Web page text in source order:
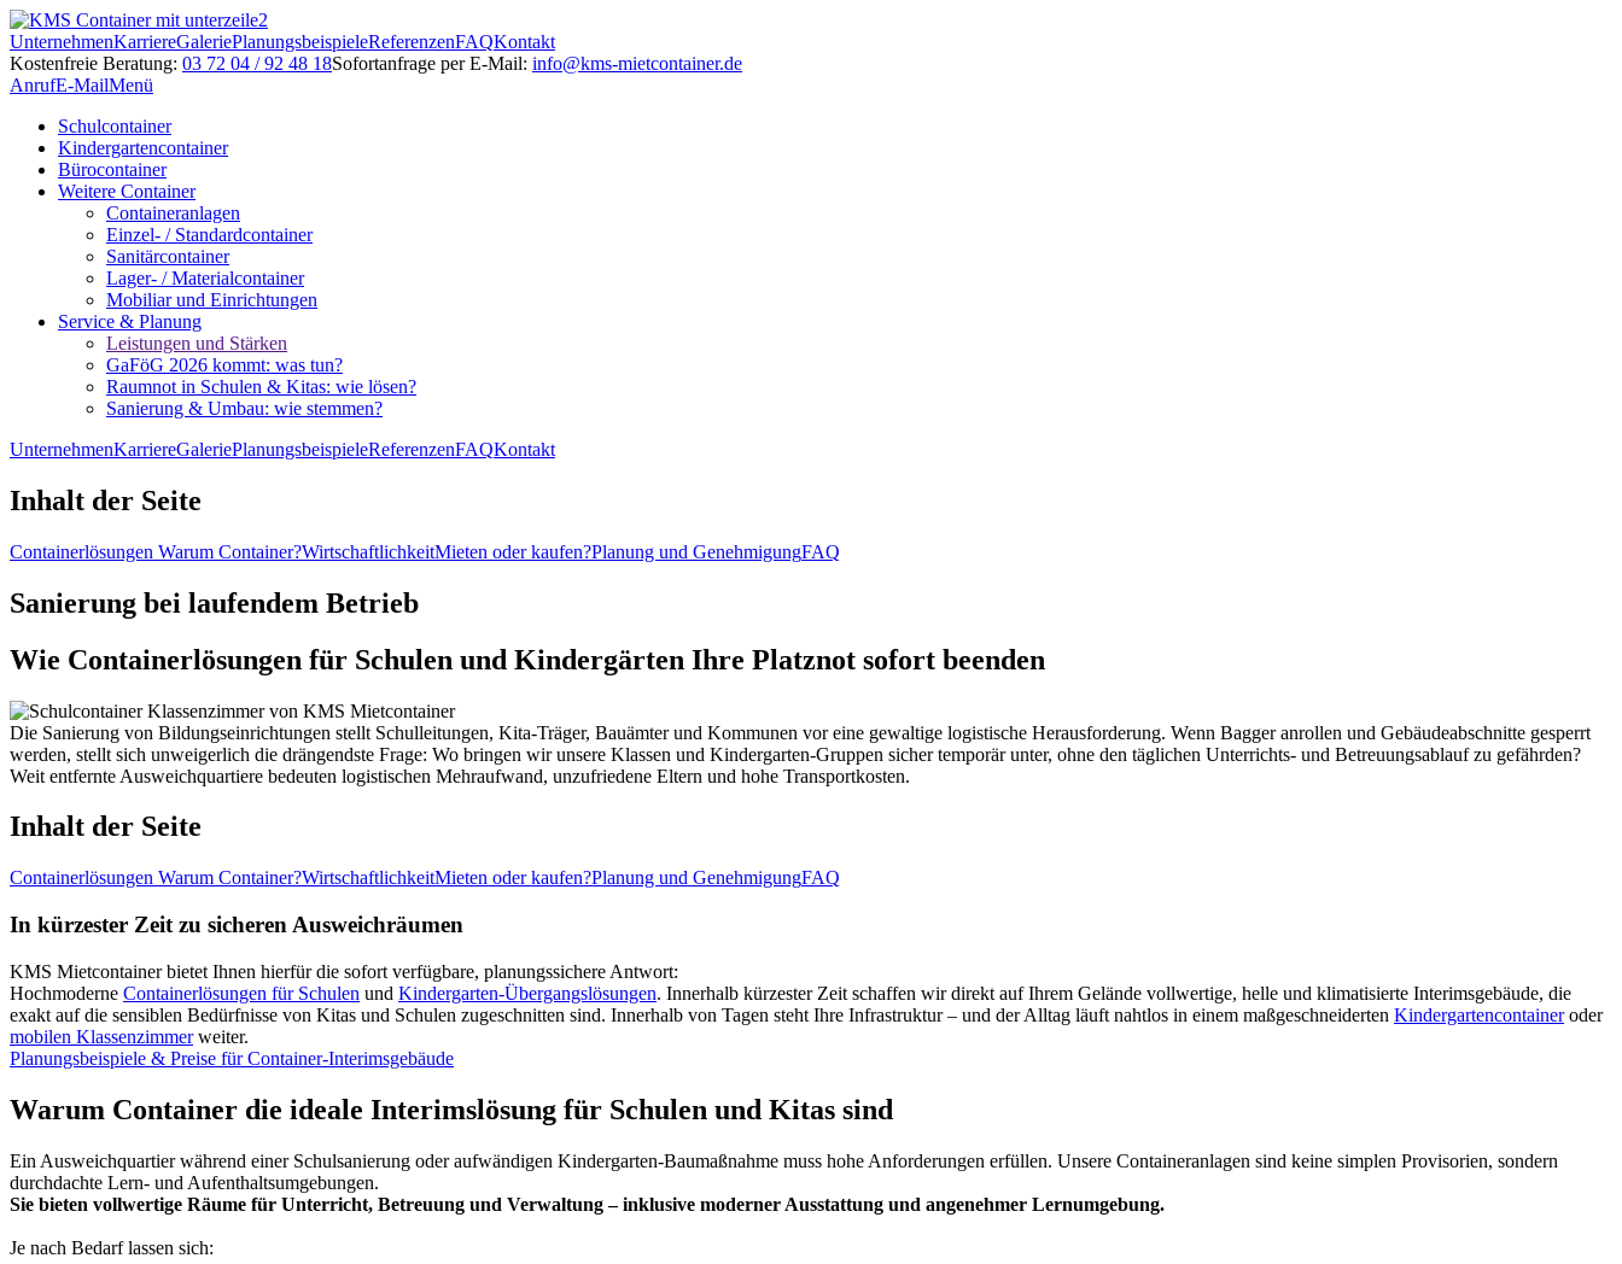
UnternehmenKarriereGaleriePlanungsbeispieleReferenzenFAQKontakt
Kostenfreie Beratung: 03 72 04 / 92 48 18Sofortanfrage per E-Mail: info@kms-mietcontainer.de
AnrufE-MailMenü
Schulcontainer
Kindergartencontainer
Bürocontainer
Weitere Container
Containeranlagen
Einzel- / Standardcontainer
Sanitärcontainer
Lager- / Materialcontainer
Mobiliar und Einrichtungen
Service & Planung
Leistungen und Stärken
GaFöG 2026 kommt: was tun?
Raumnot in Schulen & Kitas: wie lösen?
Sanierung & Umbau: wie stemmen?
UnternehmenKarriereGaleriePlanungsbeispieleReferenzenFAQKontakt
Inhalt der Seite
Containerlösungen Warum Container?WirtschaftlichkeitMieten oder kaufen?Planung und GenehmigungFAQ
Sanierung bei laufendem Betrieb
Wie Containerlösungen für Schulen und Kindergärten Ihre Platznot sofort beenden
Die Sanierung von Bildungseinrichtungen stellt Schulleitungen, Kita-Träger, Bauämter und Kommunen vor eine gewaltige logistische Herausforderung. Wenn Bagger anrollen und Gebäudeabschnitte gesperrt
werden, stellt sich unweigerlich die drängendste Frage: Wo bringen wir unsere Klassen und Kindergarten-Gruppen sicher temporär unter, ohne den täglichen Unterrichts- und Betreuungsablauf zu gefährden?
Weit entfernte Ausweichquartiere bedeuten logistischen Mehraufwand, unzufriedene Eltern und hohe Transportkosten.
Inhalt der Seite
Containerlösungen Warum Container?WirtschaftlichkeitMieten oder kaufen?Planung und GenehmigungFAQ
In kürzester Zeit zu sicheren Ausweichräumen
KMS Mietcontainer bietet Ihnen hierfür die sofort verfügbare, planungssichere Antwort:
Hochmoderne Containerlösungen für Schulen und Kindergarten-Übergangslösungen. Innerhalb kürzester Zeit schaffen wir direkt auf Ihrem Gelände vollwertige, helle und klimatisierte Interimsgebäude, die
exakt auf die sensiblen Bedürfnisse von Kitas und Schulen zugeschnitten sind. Innerhalb von Tagen steht Ihre Infrastruktur – und der Alltag läuft nahtlos in einem maßgeschneiderten Kindergartencontaineroder
mobilen Klassenzimmerweiter.
Planungsbeispiele & Preise für Container-Interimsgebäude
Warum Container die ideale Interimslösung für Schulen und Kitas sind
Ein Ausweichquartier während einer Schulsanierung oder aufwändigen Kindergarten-Baumaßnahme muss hohe Anforderungen erfüllen. Unsere Containeranlagen sind keine simplen Provisorien, sondern
durchdachte Lern- und Aufenthaltsumgebungen.
Sie bieten vollwertige Räume für Unterricht, Betreuung und Verwaltung – inklusive moderner Ausstattung und angenehmer Lernumgebung.
Je nach Bedarf lassen sich: